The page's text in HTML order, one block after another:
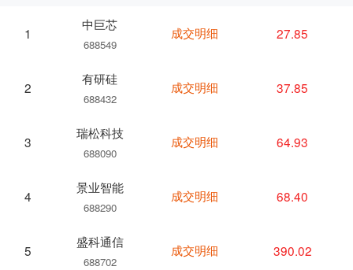
1
中巨芯
688549
2
有研硅
688432
3
瑞松科技
688090
4
景业智能
688290
5
盛科通信
688702
成交明细 27.85
成交明细 37.85
成交明细 64.93
成交明细 68.40
成交明细 390.02